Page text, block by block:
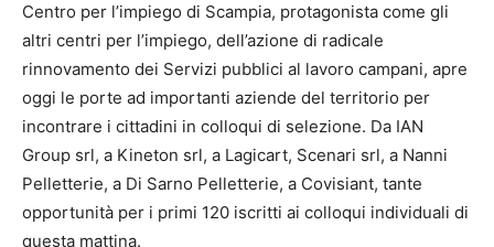
Centro per l’impiego di Scampia, protagonista come gli
altri centri per l’impiego, dell’azione di radicale
rinnovamento dei Servizi pubblici al lavoro campani, apre
oggi le porte ad importanti aziende del territorio per
incontrare i cittadini in colloqui di selezione. Da IAN
Group srl, a Kineton srl, a Lagicart, Scenari srl, a Nanni
Pelletterie, a Di Sarno Pelletterie, a Covisiant, tante
opportunità per i primi 120 iscritti ai colloqui individuali di
questa mattina.